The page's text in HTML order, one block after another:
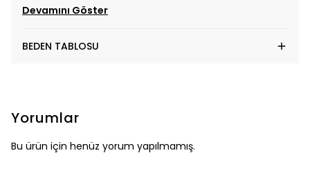
Devamını Göster
BEDEN TABLOSU
Yorumlar
Bu ürün için henüz yorum yapılmamış.